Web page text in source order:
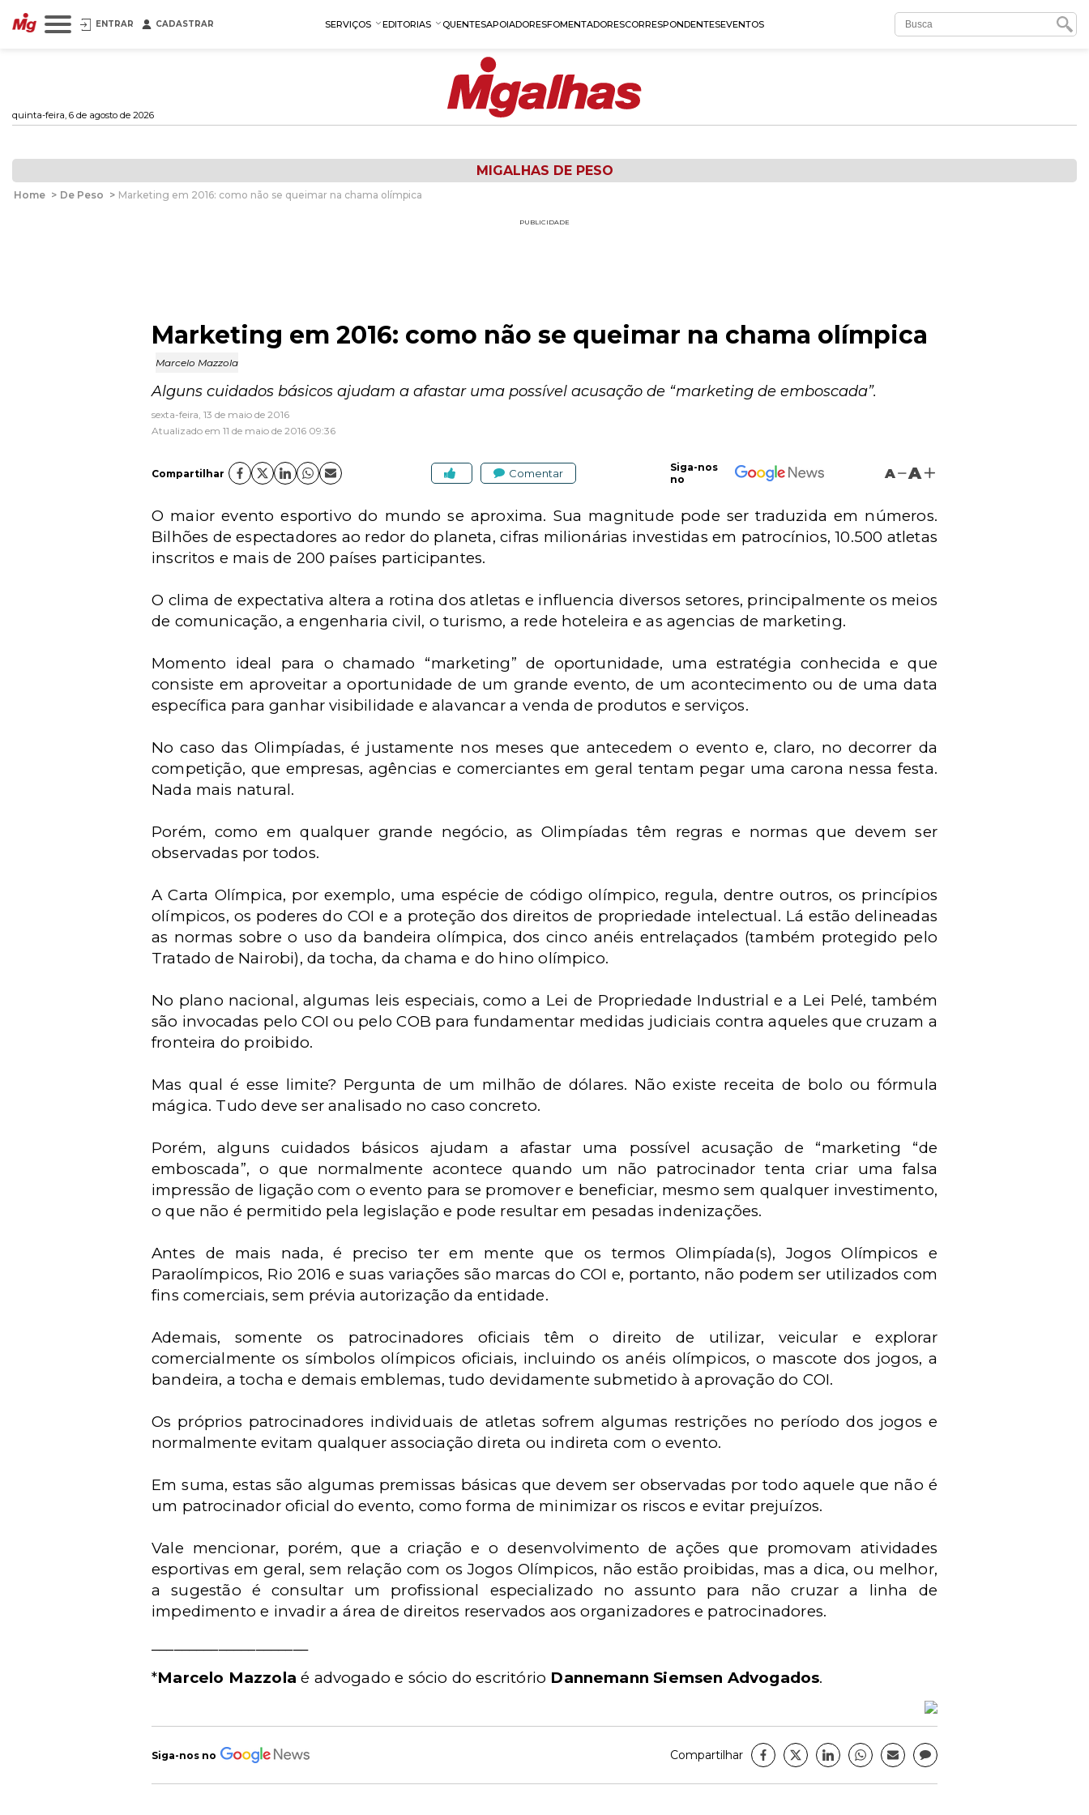
ENTRAR CADASTRAR SERVIÇOS EDITORIAS QUENTESAPOIADORESFOMENTADORESCORRESPONDENTESEVENTOS
quinta-feira, 6 de agosto de 2026
MIGALHAS DE PESO
Home > De Peso > Marketing em 2016: como não se queimar na chama olímpica
PUBLICIDADE
Marketing em 2016: como não se queimar na chama olímpica
Marcelo Mazzola
Alguns cuidados básicos ajudam a afastar uma possível acusação de “marketing de emboscada”.
sexta-feira, 13 de maio de 2016
Atualizado em 11 de maio de 2016 09:36
Compartilhar Comentar
Siga-nos
no
A A
O maior evento esportivo do mundo se aproxima. Sua magnitude pode ser traduzida em números.
Bilhões de espectadores ao redor do planeta, cifras milionárias investidas em patrocínios, 10.500 atletas
inscritos e mais de 200 países participantes.
O clima de expectativa altera a rotina dos atletas e influencia diversos setores, principalmente os meios
de comunicação, a engenharia civil, o turismo, a rede hoteleira e as agencias de marketing.
Momento ideal para o chamado “marketing” de oportunidade, uma estratégia conhecida e que
consiste em aproveitar a oportunidade de um grande evento, de um acontecimento ou de uma data
específica para ganhar visibilidade e alavancar a venda de produtos e serviços.
No caso das Olimpíadas, é justamente nos meses que antecedem o evento e, claro, no decorrer da
competição, que empresas, agências e comerciantes em geral tentam pegar uma carona nessa festa.
Nada mais natural.
Porém, como em qualquer grande negócio, as Olimpíadas têm regras e normas que devem ser
observadas por todos.
A Carta Olímpica, por exemplo, uma espécie de código olímpico, regula, dentre outros, os princípios
olímpicos, os poderes do COI e a proteção dos direitos de propriedade intelectual. Lá estão delineadas
as normas sobre o uso da bandeira olímpica, dos cinco anéis entrelaçados (também protegido pelo
Tratado de Nairobi), da tocha, da chama e do hino olímpico.
No plano nacional, algumas leis especiais, como a Lei de Propriedade Industrial e a Lei Pelé, também
são invocadas pelo COI ou pelo COB para fundamentar medidas judiciais contra aqueles que cruzam a
fronteira do proibido.
Mas qual é esse limite? Pergunta de um milhão de dólares. Não existe receita de bolo ou fórmula
mágica. Tudo deve ser analisado no caso concreto.
Porém, alguns cuidados básicos ajudam a afastar uma possível acusação de “marketing “de
emboscada”, o que normalmente acontece quando um não patrocinador tenta criar uma falsa
impressão de ligação com o evento para se promover e beneficiar, mesmo sem qualquer investimento,
o que não é permitido pela legislação e pode resultar em pesadas indenizações.
Antes de mais nada, é preciso ter em mente que os termos Olimpíada(s), Jogos Olímpicos e
Paraolímpicos, Rio 2016 e suas variações são marcas do COI e, portanto, não podem ser utilizados com
fins comerciais, sem prévia autorização da entidade.
Ademais, somente os patrocinadores oficiais têm o direito de utilizar, veicular e explorar
comercialmente os símbolos olímpicos oficiais, incluindo os anéis olímpicos, o mascote dos jogos, a
bandeira, a tocha e demais emblemas, tudo devidamente submetido à aprovação do COI.
Os próprios patrocinadores individuais de atletas sofrem algumas restrições no período dos jogos e
normalmente evitam qualquer associação direta ou indireta com o evento.
Em suma, estas são algumas premissas básicas que devem ser observadas por todo aquele que não é
um patrocinador oficial do evento, como forma de minimizar os riscos e evitar prejuízos.
Vale mencionar, porém, que a criação e o desenvolvimento de ações que promovam atividades
esportivas em geral, sem relação com os Jogos Olímpicos, não estão proibidas, mas a dica, ou melhor,
a sugestão é consultar um profissional especializado no assunto para não cruzar a linha de
impedimento e invadir a área de direitos reservados aos organizadores e patrocinadores.
*Marcelo Mazzola é advogado e sócio do escritório Dannemann Siemsen Advogados.
Siga-nos no Compartilhar